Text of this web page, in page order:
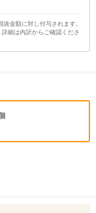
金額に対し付与されます。
細は内訳からご確認くださ